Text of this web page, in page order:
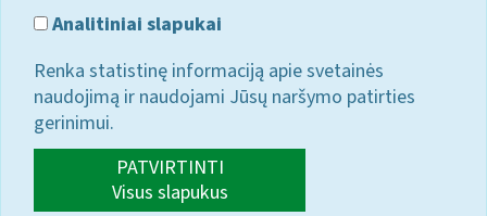
Analitiniai slapukai
Renka statistinę informaciją apie svetainės
naudojimą ir naudojami Jūsų naršymo patirties
gerinimui.
PATVIRTINTI
Visus slapukus